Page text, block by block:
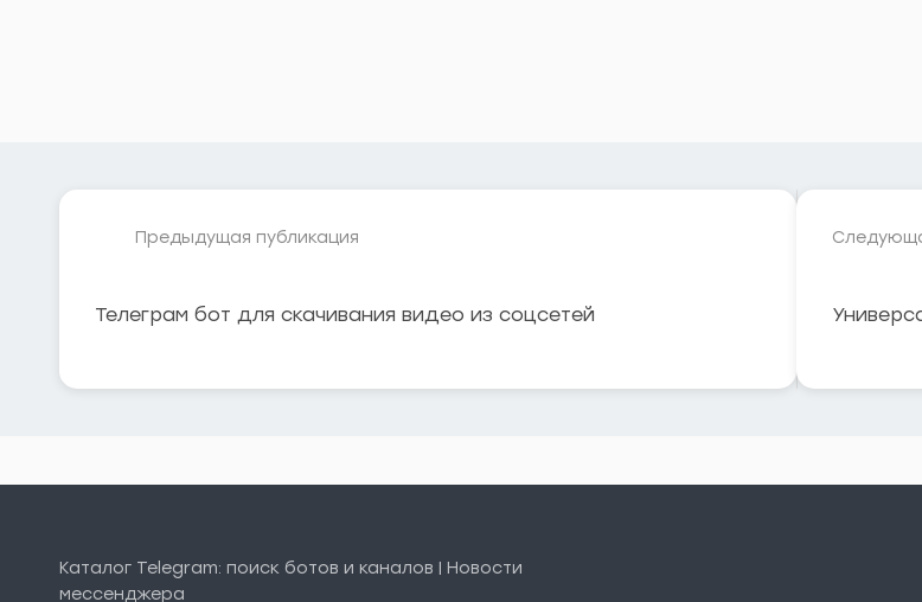
Предыдущая публикация
Телеграм бот для скачивания видео из соцсетей
Каталог Telegram: поиск ботов и каналов | Новости
мессенджера